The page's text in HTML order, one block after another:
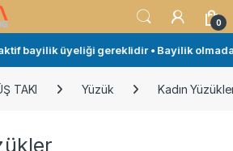
0
bayilik üyeliği gereklidir • Bayilik
TAKI Yüzük Kadın